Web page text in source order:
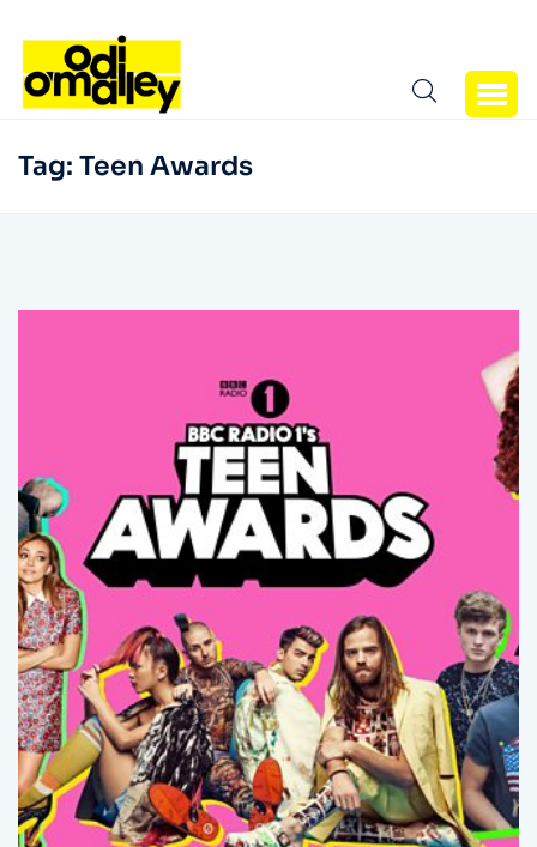
Tag: Teen Awards